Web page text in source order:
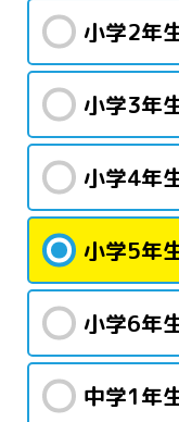
小学2年
小学3年
小学4年
小学5年
小学6年
中学1年